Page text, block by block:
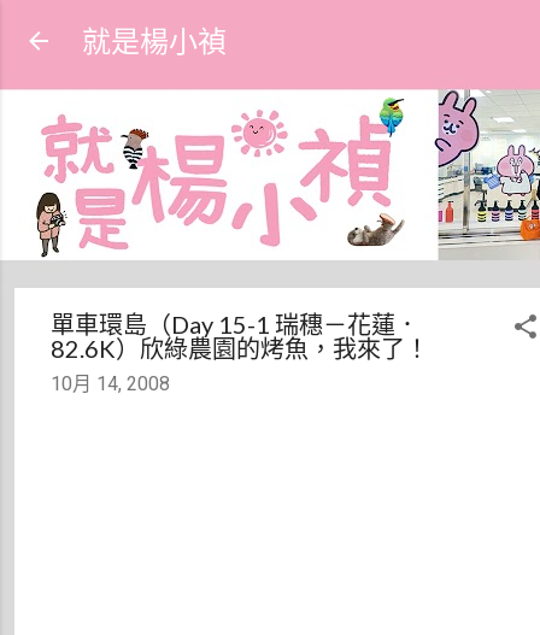
就是楊小禎
單車環島（Day 15-1 瑞穗－花蓮．
82.6K）欣綠農園的烤魚，我來了！
10月 14, 2008